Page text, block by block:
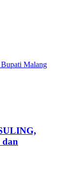
Malang
dan